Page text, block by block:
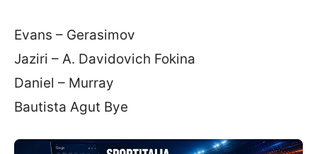
Evans – Gerasimov
Jaziri – A. Davidovich Fokina
Daniel – Murray
Bautista Agut Bye